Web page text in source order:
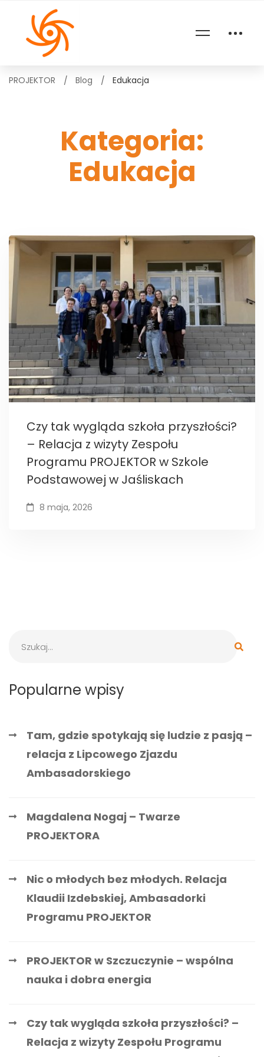
Kategoria:
Edukacja
PROJEKTOR Blog Edukacja
Czy tak wygląda szkoła przyszłości?
– Relacja z wizyty Zespołu
Programu PROJEKTOR w Szkole
Podstawowej w Jaśliskach
8 maja, 2026
Popularne wpisy
Tam, gdzie spotykają się ludzie z pasją –
relacja z Lipcowego Zjazdu
Ambasadorskiego
Magdalena Nogaj – Twarze
PROJEKTORA
Nic o młodych bez młodych. Relacja
Klaudii Izdebskiej, Ambasadorki
Programu PROJEKTOR
PROJEKTOR w Szczuczynie – wspólna
nauka i dobra energia
Czy tak wygląda szkoła przyszłości? –
Relacja z wizyty Zespołu Programu